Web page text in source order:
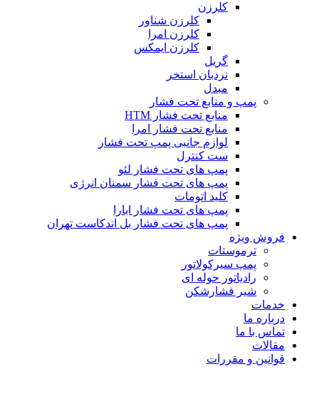
کلرزن
کلرزن شناور
کلرزن امرا
کلرزن ایمکس
گریل
نردبان استخر
مبدل
پمپ و منابع تحت فشار
منابع تحت فشار HTM‎
منابع تحت فشار امرا
لوازم جانبی پمپ تحت فشار
ست کنترل
پمپ های تحت فشار لئو
پمپ های تحت فشار سمنان انرژی
کلید اتومات
پمپ های تحت فشار ابارا
پمپ های تحت فشار بل اندکاست تهران
فروش ویژه
ترموستات
پمپ سیرکولاتور
رادیاتور حوله ای
شیر فشارشکن
خدمات
درباره ما
تماس با ما
مقالات
قوانین و مقررات